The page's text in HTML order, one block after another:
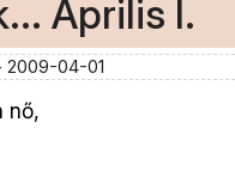
Április I.
2009-04-01
nő,